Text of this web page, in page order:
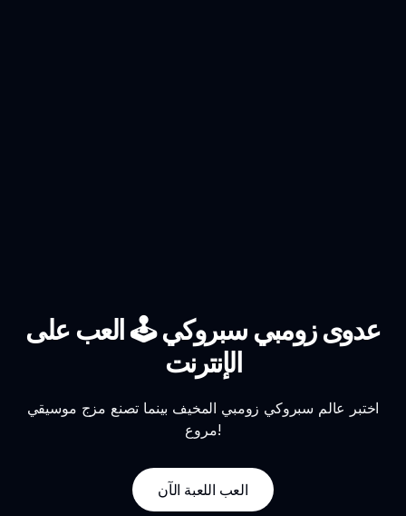
عدوى زومبي سبروكي 🕹️ العب على
الإنترنت
اختبر عالم سبروكي زومبي المخيف بينما تصنع مزج موسيقي
مروع!
العب اللعبة الآن